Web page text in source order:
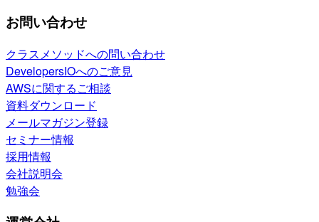
お問い合わせ
クラスメソッドへの問い合わせ
DevelopersIOへのご意見
AWSに関するご相談
資料ダウンロード
メールマガジン登録
セミナー情報
採用情報
会社説明会
勉強会